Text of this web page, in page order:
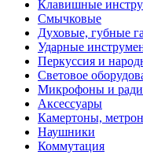
Клавишные
Смычковые
Духовые, губные
Ударные
Перкуссия и
Световое
Микрофоны и
Аксессуары
Камертоны,
Наушники
Коммутация